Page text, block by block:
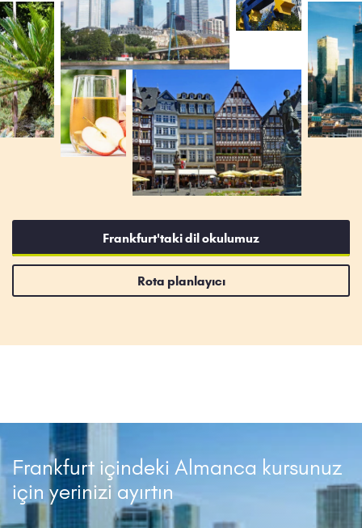
Frankfurt'taki dil okulumuz
Rota planlayıcı
Frankfurt içindeki Almanca kursunuz
için yerinizi ayırtın